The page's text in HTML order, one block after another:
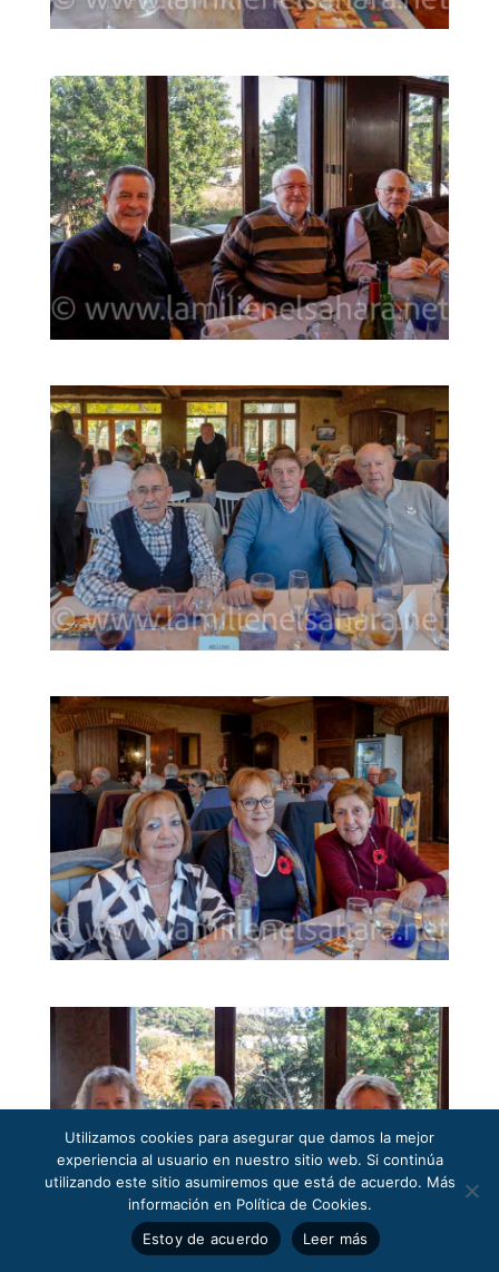
Utilizamos cookies para asegurar que damos la mejor
experiencia al usuario en nuestro sitio web. Si continúa
utilizando este sitio asumiremos que está de acuerdo. Más
información en Política de Cookies.
Estoy de acuerdo
Leer más